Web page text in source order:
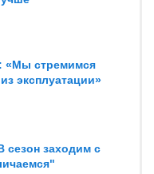
«Мы стремимся
эксплуатации»
сезон заходим с